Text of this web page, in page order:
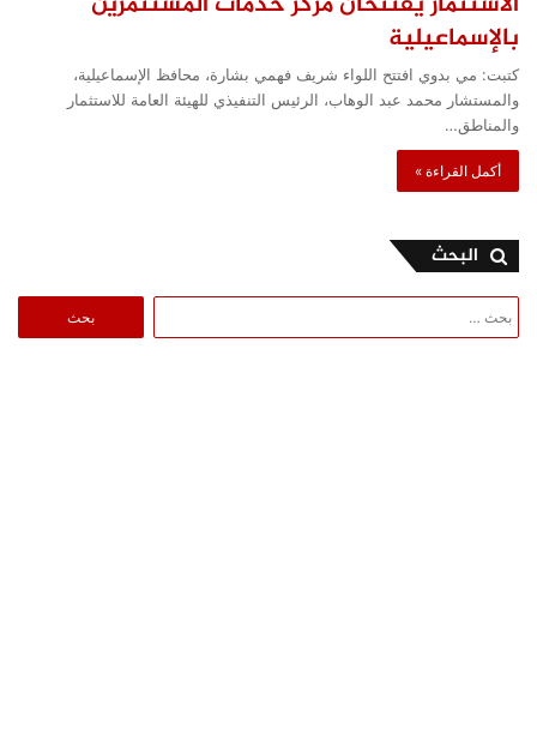
بالإسماعيلية
كتبت: مي بدوي افتتح اللواء شريف فهمي بشارة، محافظ الإسماعيلية،
والمستشار محمد عبد الوهاب، الرئيس التنفيذي للهيئة العامة للاستثمار
والمناطق…
أكمل القراءة »
البحث
عن: